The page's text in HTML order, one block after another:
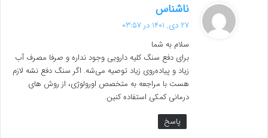
ناشناس
ف
:
27 دی, 1401 در 03:57
سلام به شما
برای دفع سنگ کلیه دارویی وجود نداره و صرفا مصرف آب
زیاد و پیاده‌روی زیاد توصیه می‌شه. اگر سنگ دفع نشه لازم
هست با مراجعه به متخصص اورولوژی، از روش های
درمانی کمکی استفاده کنین.
پاسخ